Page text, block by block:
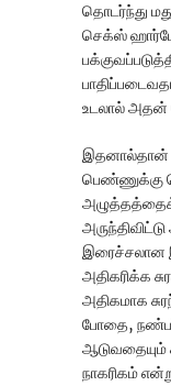
தொடர்ந்து
செக்ஸ்
உடலால் அதன்
இதனால்தான்
பெண்ணுக்கு
அழுத்தத்தைக்
இரைச்சலான
அதிகரிக்க
அதிகமாக
போதை,
நாகரிகம்